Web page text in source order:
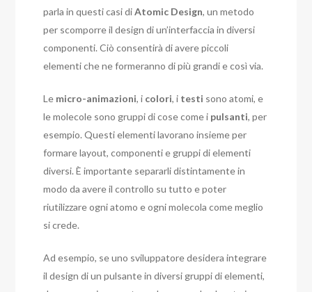
parla in questi casi diAtomic Design, un metodo
per scomporre il design di un’interfaccia in diversi
componenti. Ciò consentirà di avere piccoli
elementi che ne formeranno di più grandi e così via.
Le micro-animazioni, i colori, i testi sono atomi, e
le molecole sono gruppi di cose come i pulsanti, per
esempio. Questi elementi lavorano insieme per
formare layout, componenti e gruppi di elementi
diversi. È importante separarli distintamente in
modo da avere il controllo su tutto e poter
riutilizzare ogni atomo e ogni molecola come meglio
si crede.
Ad esempio, se uno sviluppatore desidera integrare
il design di un pulsante in diversi gruppi di elementi,